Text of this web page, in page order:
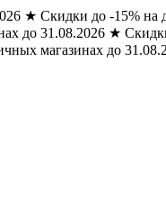
★ Скидки до -15% на
до 31.08.2026 ★
магазинах до